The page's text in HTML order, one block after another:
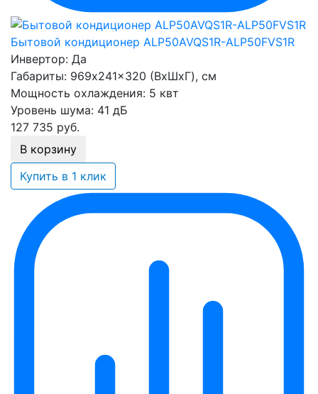
Бытовой кондиционер ALP50AVQS1R-ALP50FVS1R
Инвертор: Да
Габариты: 969x241x320 (ВхШхГ), см
Мощность охлаждения: 5 квт
Уровень шума: 41 дБ
127 735 руб.
В корзину
Купить в 1 клик